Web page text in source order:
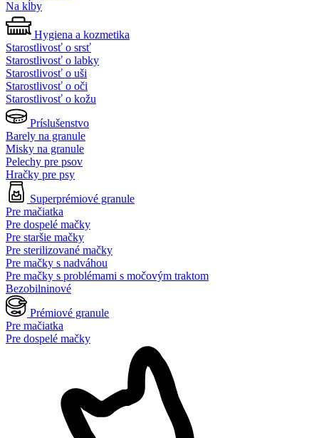
Na kĺby
Hygiena a kozmetika
Starostlivosť o srsť
Starostlivosť o labky
Starostlivosť o uši
Starostlivosť o oči
Starostlivosť o kožu
Príslušenstvo
Barely na granule
Misky na granule
Pelechy pre psov
Hračky pre psy
Superprémiové granule
Pre mačiatka
Pre dospelé mačky
Pre staršie mačky
Pre sterilizované mačky
Pre mačky s nadváhou
Pre mačky s problémami s močovým traktom
Bezobilninové
Prémiové granule
Pre mačiatka
Pre dospelé mačky